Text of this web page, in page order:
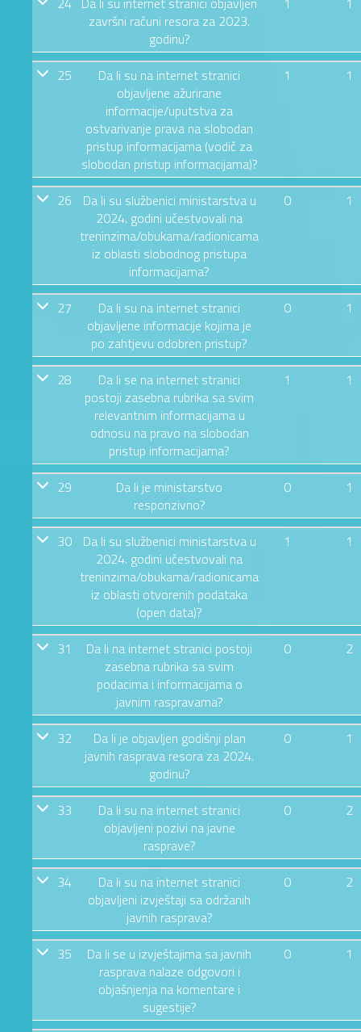
završni računi resora za 2023.
godinu?
25
Da li su na internet stranici
objavljene ažurirane
informacije/uputstva za
ostvarivanje prava na slobodan
pristup informacijama (vodič za
slobodan pristup informacijama)?
1 1
26
Da li su službenici ministarstva u
2024. godini učestvovali na
treninzima/obukama/radionicama
iz oblasti slobodnog pristupa
informacijama?
0 1
27
Da li su na internet stranici
objavljene informacije kojima je
po zahtjevu odobren pristup?
0 1
28
Da li se na internet stranici
postoji zasebna rubrika sa svim
relevantnim informacijama u
odnosu na pravo na slobodan
pristup informacijama?
1 1
29
Da li je ministarstvo
responzivno?
0 1
30
Da li su službenici ministarstva u
2024. godini učestvovali na
treninzima/obukama/radionicama
iz oblasti otvorenih podataka
(open data)?
1 1
31
Da li na internet stranici postoji
zasebna rubrika sa svim
podacima i informacijama o
javnim raspravama?
0 2
32
Da li je objavljen godišnji plan
javnih rasprava resora za 2024.
godinu?
0 1
33
Da li su na internet stranici
objavljeni pozivi na javne
rasprave?
0 2
34
Da li su na internet stranici
objavljeni izvještaji sa održanih
javnih rasprava?
0 2
35
Da li se u izvještajima sa javnih
rasprava nalaze odgovori i
objašnjenja na komentare i
sugestije?
0 1